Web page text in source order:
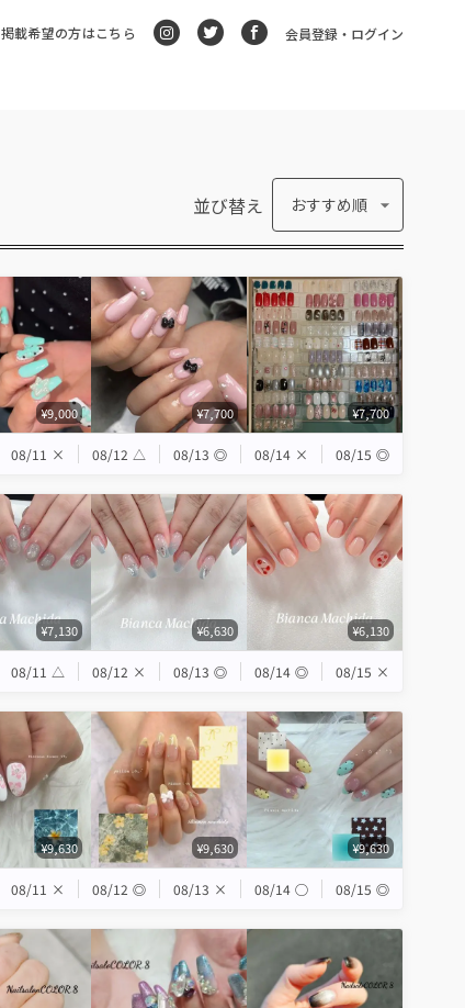
掲載希望の方はこちら 会員登録・ログイン
並び替え おすすめ順
¥9,000 ¥7,700 ¥7,700
08/11 × 08/12 △ 08/13 ◎ 08/14 × 08/15 ◎
¥7,130 ¥6,630 ¥6,130
08/11 △ 08/12 × 08/13 ◎ 08/14 ◎ 08/15 ×
¥9,630 ¥9,630 ¥9,630
08/11 × 08/12 ◎ 08/13 × 08/14 ◯ 08/15 ◎